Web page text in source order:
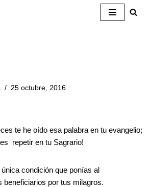
25 octubre, 2016
te he oído esa palabra en tu evangelio;
repetir en tu Sagrario!
condición que ponías al
beneficiarios por tus milagros.